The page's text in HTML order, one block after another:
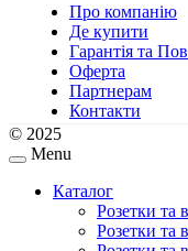
Про компанію
Де купити
Гарантія та
Оферта
Партнерам
Контакти
© 2025
Menu
Каталог
Розетки та
Розетки та